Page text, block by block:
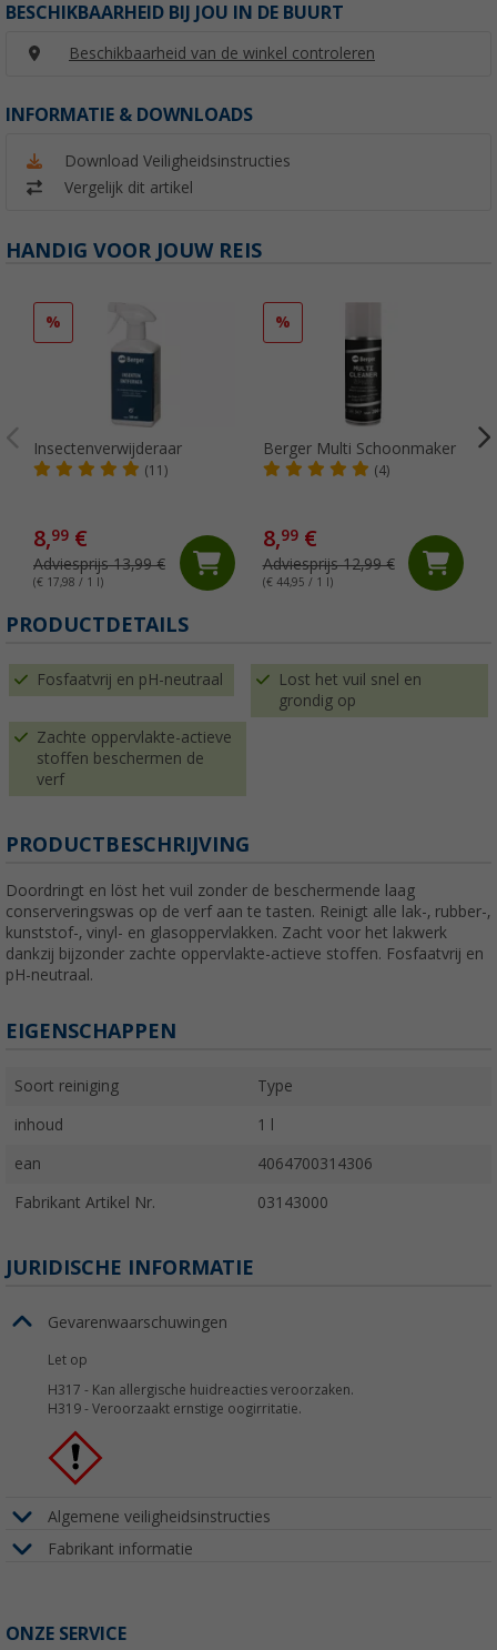
BESCHIKBAARHEID BIJ JOU IN DE BUURT
Beschikbaarheid van de winkel controleren
INFORMATIE & DOWNLOADS
Download Veiligheidsinstructies
Vergelijk dit artikel
HANDIG VOOR JOUW REIS
%
Insectenverwijderaar
(11)
8,99 €
Adviesprijs 13,99 €
(€ 17,98 / 1 l)
%
Berger Multi Schoonmaker
(4)
8,99€
Adviesprijs 12,99 €
(€ 44,95 / 1 l)
PRODUCTDETAILS
Fosfaatvrij en pH-neutraal
Lost het vuil snel en
grondig op
Zachte oppervlakte-actieve
stoffen beschermen de
verf
PRODUCTBESCHRIJVING
Doordringt en löst het vuil zonder de beschermende laag
conserveringswas op de verf aan te tasten. Reinigt alle lak-, rubber-,
kunststof-, vinyl- en glasoppervlakken. Zacht voor het lakwerk
dankzij bijzonder zachte oppervlakte-actieve stoffen. Fosfaatvrij en
pH-neutraal.
EIGENSCHAPPEN
Soort reiniging Type
inhoud 1 l
ean 4064700314306
Fabrikant Artikel Nr. 03143000
JURIDISCHE INFORMATIE
Gevarenwaarschuwingen
Let op
H317 - Kan allergische huidreacties veroorzaken.
H319 - Veroorzaakt ernstige oogirritatie.
Algemene veiligheidsinstructies
Fabrikant informatie
ONZE SERVICE